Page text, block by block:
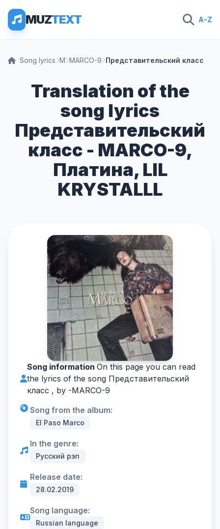
MUZTEXT A-Z
Song lyrics M MARCO-9 Представительский класс
Translation of the
song lyrics
Представительский
класс - MARCO-9,
Платина, LIL
KRYSTALLL
Song information On this page you can read
the lyrics of the song Представительский
класс , by -MARCO-9
Song from the album:
El Paso Marco
In the genre:
Русский рэп
Release date:
28.02.2019
Song language:
Russian language